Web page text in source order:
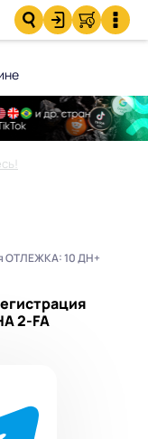
ОТЛЕЖКА: 10 ДН+
2-FA